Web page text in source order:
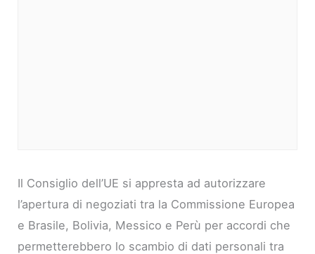
Il Consiglio dell’UE si appresta ad autorizzare
l’apertura di negoziati tra la Commissione Europea
e Brasile, Bolivia, Messico e Perù per accordi che
permetterebbero lo scambio di dati personali tra